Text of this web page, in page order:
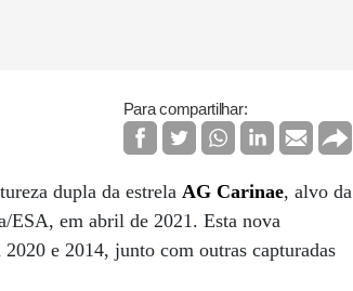
Para compartilhar:
dupla da estrela AG Carinae, alvo da
ESA, em abril de 2021. Esta nova
e 2014, junto com outras capturadas